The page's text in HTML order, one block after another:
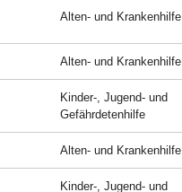
Alten- und Krankenhilfe
Alten- und Krankenhilfe
Kinder-, Jugend- und
Gefährdetenhilfe
Alten- und Krankenhilfe
Kinder-, Jugend- und